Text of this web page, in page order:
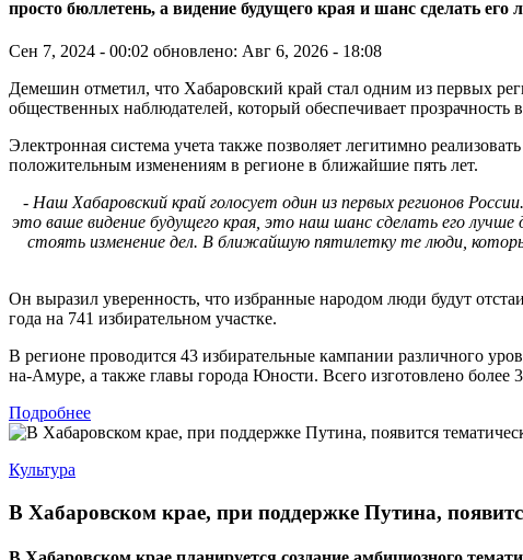
просто бюллетень, а видение будущего края и шанс сделать
Сен 7, 2024 - 00:02 обновлено: Авг 6, 2026 - 18:08
Демешин отметил, что Хабаровский край стал одним из первых
общественных наблюдателей, который обеспечивает
Электронная система учета также позволяет легитимно
положительным изменениям в регионе в ближайшие пять лет.
- Наш Хабаровский край голосует один из первых регионов
это ваше видение будущего края, это наш шанс сделать его
стоять изменение дел. В ближайшую пятилетку те люди,
Он выразил уверенность, что избранные народом люди будут
года на 741 избирательном участке.
В регионе проводится 43 избирательные кампании различного
на-Амуре, а также главы города Юности. Всего изготовлено более
Подробнее
Культура
В Хабаровском крае, при поддержке Путина,